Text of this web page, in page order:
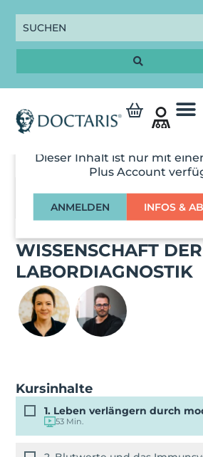
Dieser Inhalt ist nur mit
Plus Account
ANMELDEN INFOS &
WISSENSCHAFT DER
LABORDIAGNOSTIK
Kursinhalte
1. Leben verlängern durch
53 Min.